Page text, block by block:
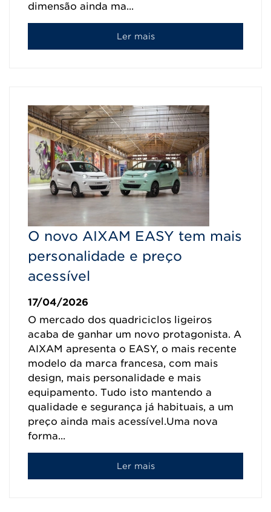
dimensão ainda ma...
Ler mais
O novo AIXAM EASY tem mais
personalidade e preço
acessível
17/04/2026
O mercado dos quadriciclos ligeiros
acaba de ganhar um novo protagonista. A
AIXAM apresenta o EASY, o mais recente
modelo da marca francesa, com mais
design, mais personalidade e mais
equipamento. Tudo isto mantendo a
qualidade e segurança já habituais, a um
preço ainda mais acessível.Uma nova
forma...
Ler mais